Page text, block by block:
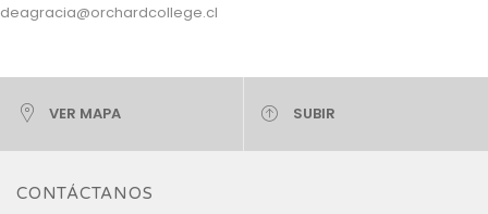
deagracia@orchardcollege.cl
VER MAPA SUBIR
CONTÁCTANOS